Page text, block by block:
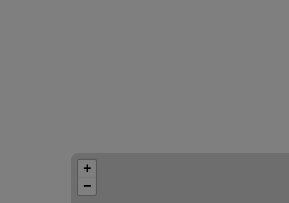
+
−